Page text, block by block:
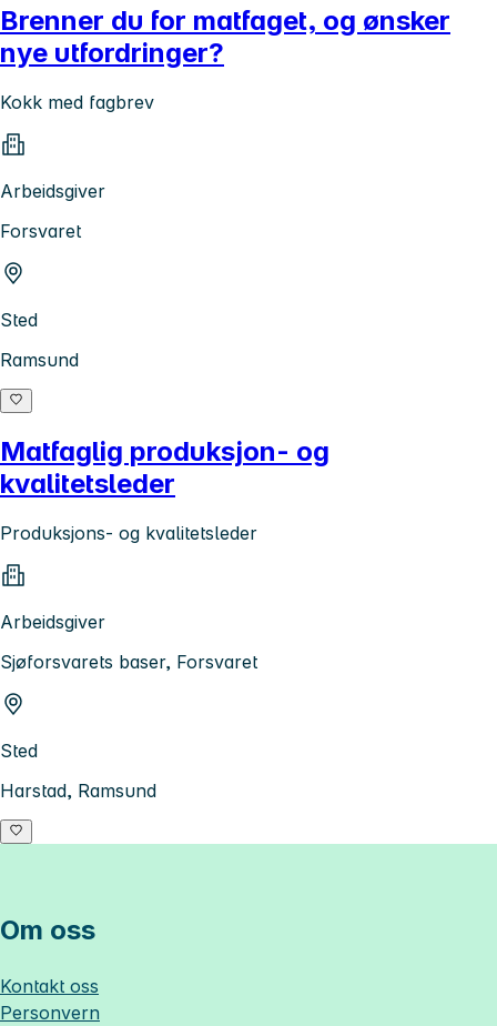
Brenner du for matfaget, og ønsker
nye utfordringer?
Kokk med fagbrev
Arbeidsgiver
Forsvaret
Sted
Ramsund
Matfaglig produksjon- og
kvalitetsleder
Produksjons- og kvalitetsleder
Arbeidsgiver
Sjøforsvarets baser, Forsvaret
Sted
Harstad, Ramsund
Om oss
Kontakt oss
Personvern